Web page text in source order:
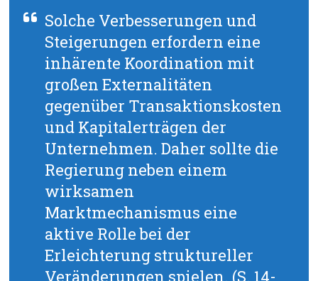
Solche Verbesserungen und
Steigerungen erfordern eine
inhärente Koordination mit
großen Externalitäten
gegenüber Transaktionskosten
und Kapitalerträgen der
Unternehmen. Daher sollte die
Regierung neben einem
wirksamen
Marktmechanismus eine
aktive Rolle bei der
Erleichterung struktureller
Veränderungen spielen. (S. 14-